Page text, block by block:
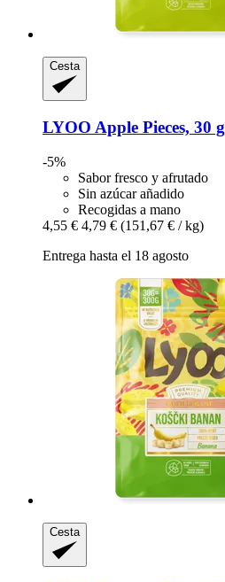
Cesta
LYOO Apple Pieces, 30 g
-5%
Sabor fresco y afrutado
Sin azúcar añadido
Recogidas a mano
4,55 € 4,79 € (151,67 € / kg)
Entrega hasta el 18 agosto
Cesta